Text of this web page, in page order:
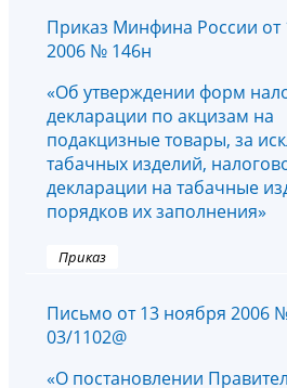
Приказ Минфина России от
2006 № 146н
«Об утверждении форм
декларации по акцизам на
подакцизные товары, за
табачных изделий,
декларации на табачные
порядков их заполнения»
Приказ
Письмо от 13 ноября 2006
03/1102@
«О постановлении